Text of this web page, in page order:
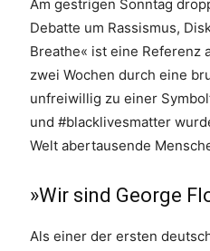
Am gestrigen Sonntag
Debatte um Rassismus,
Breathe« ist eine Referenz
zwei Wochen durch eine
unfreiwillig zu einer
und #blacklivesmatter
Welt abertausende
»Wir sind George
Als einer der ersten